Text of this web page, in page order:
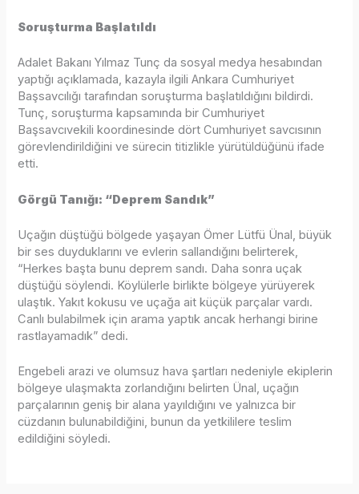
Soruşturma Başlatıldı
Adalet Bakanı Yılmaz Tunç da sosyal medya hesabından
yaptığı açıklamada, kazayla ilgili Ankara Cumhuriyet
Başsavcılığı tarafından soruşturma başlatıldığını bildirdi.
Tunç, soruşturma kapsamında bir Cumhuriyet
Başsavcıvekili koordinesinde dört Cumhuriyet savcısının
görevlendirildiğini ve sürecin titizlikle yürütüldüğünü ifade
etti.
Görgü Tanığı: “Deprem Sandık”
Uçağın düştüğü bölgede yaşayan Ömer Lütfü Ünal, büyük
bir ses duyduklarını ve evlerin sallandığını belirterek,
“Herkes başta bunu deprem sandı. Daha sonra uçak
düştüğü söylendi. Köylülerle birlikte bölgeye yürüyerek
ulaştık. Yakıt kokusu ve uçağa ait küçük parçalar vardı.
Canlı bulabilmek için arama yaptık ancak herhangi birine
rastlayamadık” dedi.
Engebeli arazi ve olumsuz hava şartları nedeniyle ekiplerin
bölgeye ulaşmakta zorlandığını belirten Ünal, uçağın
parçalarının geniş bir alana yayıldığını ve yalnızca bir
cüzdanın bulunabildiğini, bunun da yetkililere teslim
edildiğini söyledi.